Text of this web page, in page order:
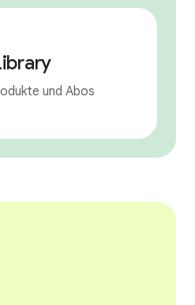
und Abos